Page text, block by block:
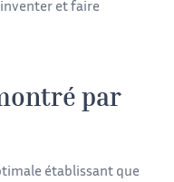
inventer et faire
par
établissant que